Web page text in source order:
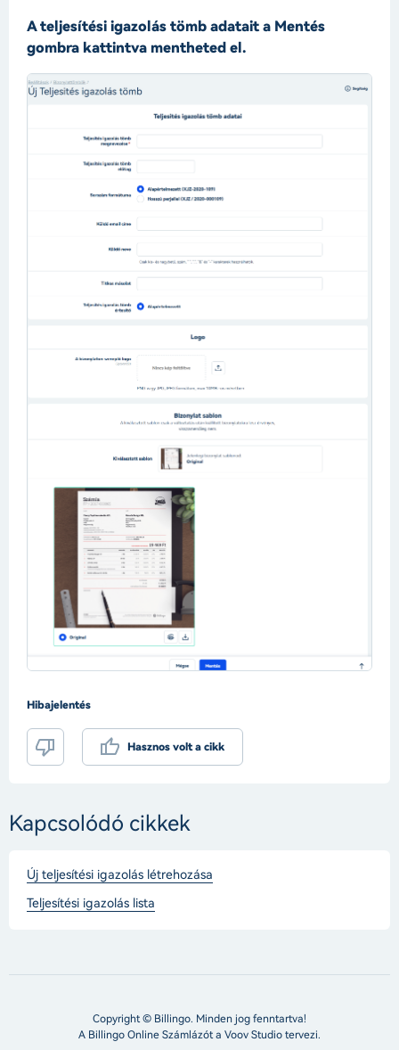
A teljesítési igazolás tömb adatait a Mentés
gombra kattintva mentheted el.
Hibajelentés
Hasznos volt a cikk
Kapcsolódó cikkek
Új teljesítési igazolás létrehozása
Teljesítési igazolás lista
Copyright © Billingo. Minden jog fenntartva!
A Billingo Online Számlázót a Voov Studio tervezi.